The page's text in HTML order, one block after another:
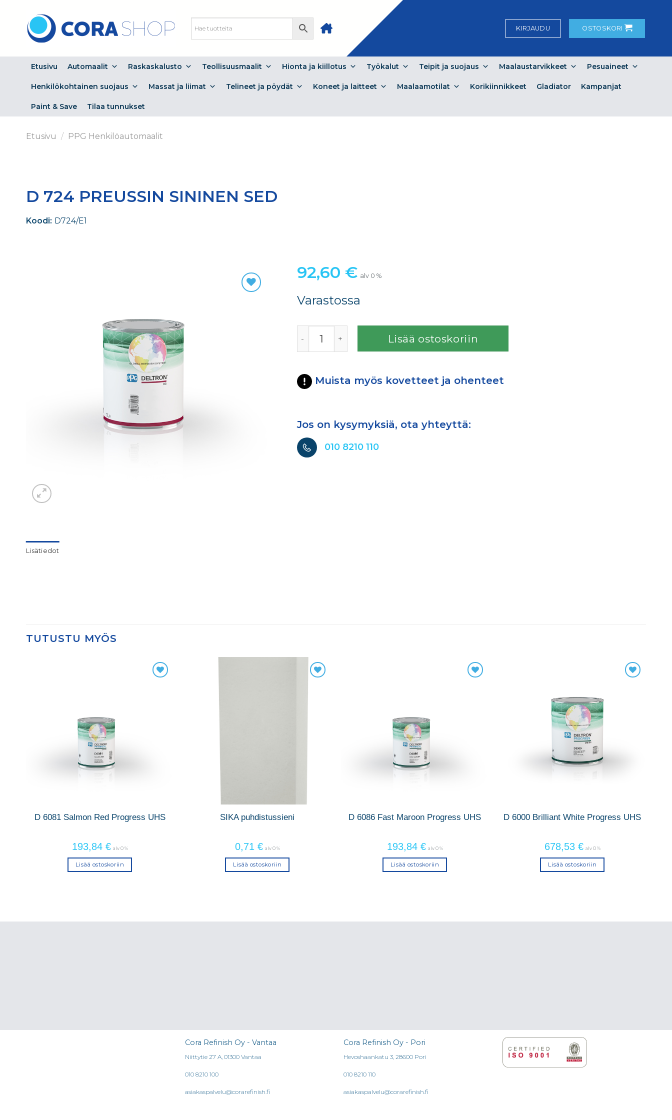
content
KIRJAUDU OSTOSKORI
Etusivu Automaalit Raskaskalusto Teollisuusmaalit Hionta ja kiillotus Työkalut Teipit ja suojaus Maalaustarvikkeet Pesuaineet
Henkilökohtainen suojaus Massat ja liimat Telineet ja pöydät Koneet ja laitteet Maalaamotilat Korikiinnikkeet Gladiator Kampanjat
Paint & Save Tilaa tunnukset
Etusivu / PPG Henkilöautomaalit
D 724 PREUSSIN SININEN SED
Koodi: D724/E1
92,60 € alv 0 %
Varastossa
Lisää ostoskoriin
Muista myös kovetteet ja ohenteet
Jos on kysymyksiä, ota yhteyttä:
010 8210 110
Lisätiedot
TUTUSTU MYÖS
D 6081 Salmon Red Progress UHS
193,84 € alv 0 %
Lisää ostoskoriin
SIKA puhdistussieni
0,71 € alv 0 %
Lisää ostoskoriin
D 6086 Fast Maroon Progress UHS
193,84 € alv 0 %
Lisää ostoskoriin
D 6000 Brilliant White Progress UHS
678,53 € alv 0 %
Lisää ostoskoriin
Cora Refinish Oy - Vantaa
Niittytie 27 A, 01300 Vantaa
010 8210 100
asiakaspalvelu@corarefinish.fi
Cora Refinish Oy - Pori
Hevoshaankatu 3, 28600 Pori
010 8210 110
asiakaspalvelu@corarefinish.fi